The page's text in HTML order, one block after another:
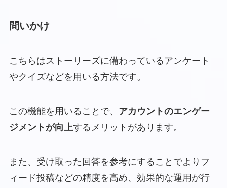
問いかけ
こちらはストーリーズに備わっているアンケート
やクイズなどを用いる方法です。
この機能を用いることで、 アカウントのエンゲー
ジメントが向上するメリットがあります。
また、受け取った回答を参考にすることでよりフ
ィード投稿などの精度を高め、効果的な運用が行